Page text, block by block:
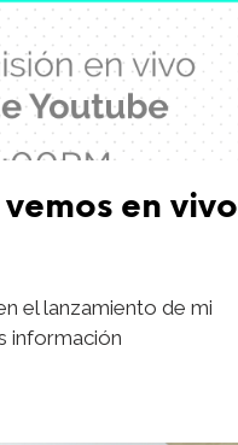
en vivo
el lanzamiento de mi
información